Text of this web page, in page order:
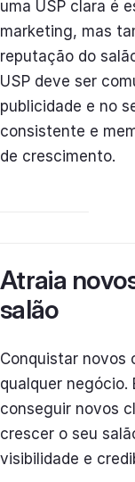
uma USP clara é
marketing, mas
reputação do
USP deve ser
publicidade e no
consistente e
de crescimento.
Atraia
salão
Conquistar novos
qualquer
conseguir novos
crescer o seu
visibilidade e